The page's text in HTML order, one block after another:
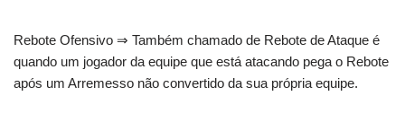
Rebote Ofensivo ⇒ Também chamado de Rebote de Ataque é
quando um jogador da equipe que está atacando pega o Rebote
após um Arremesso não convertido da sua própria equipe.